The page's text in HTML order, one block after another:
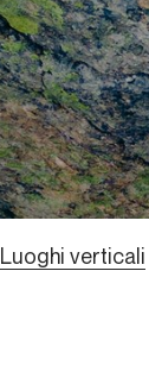
Luoghi verticali